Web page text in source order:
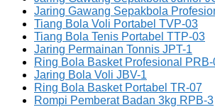
Jaring Gawang Sepakbola
Tiang Bola Voli Portabel TVP-03
Tiang Bola Tenis Portabel TTP-03
Jaring Permainan Tonnis JPT-1
Ring Bola Basket Profesional
Jaring Bola Voli JBV-1
Ring Bola Basket Portabel TR-07
Rompi Pemberat Badan 3kg RPB-3